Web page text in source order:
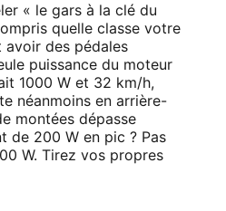
« le gars à la clé du
quelle classe votre
des pédales
puissance du moteur
1000 W et 32 km/h,
néanmoins en arrière-
montées dépasse
de 200 W en pic ? Pas
W. Tirez vos propres